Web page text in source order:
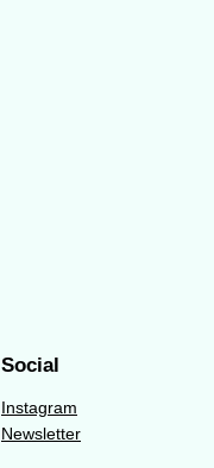
Social
Instagram
Newsletter